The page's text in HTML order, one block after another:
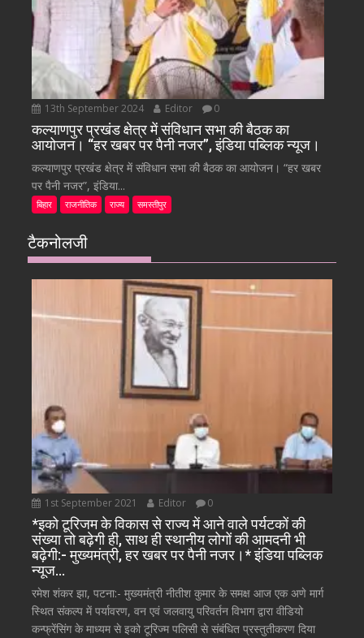
13th September 2024 Editor 0
कल्याणपुर प्रखंड क्षेत्र में संविधान सभा की बैठक का
आयोजन। “हर खबर पर पैनी नजर”, इंडिया पब्लिक न्यूज।
कल्याणपुर प्रखंड क्षेत्र में संविधान सभा की बैठक का आयोजन। “हर खबर
पर पैनी नजर”, इंडिया...
बिहार राजनीतिक राज्य समस्तीपुर
टैकनोलजी
1st September 2021 Editor 0
*इको टूरिजम के विकास से राज्य में आने वाले पर्यटकों की
संख्या तो बढ़ेगी ही, साथ ही स्थानीय लोगों की आमदनी भी
बढ़ेगी:- मुख्यमंत्री, हर खबर पर पैनी नजर।* इंडिया पब्लिक
न्यूज…
रमेश शंकर झा, पटना:- मुख्यमंत्री नीतीश कुमार के समक्ष आज एक अणे मार्ग
स्थित संकल्प में पर्यावरण, वन एवं जलवायु परिवर्तन विभाग द्वारा वीडियो
कन्फ्रेंसिंग के माध्यम से इको टूरिज्म पलिसी से संबंधित प्रस्तुतीकरण दिया